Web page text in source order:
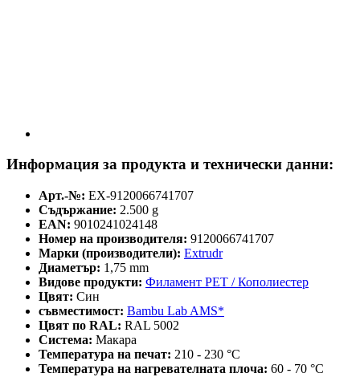
Информация за продукта и технически данни:
Арт.-№: EX-9120066741707
Съдържание: 2.500 g
EAN: 9010241024148
Номер на производителя: 9120066741707
Марки (производители): Extrudr
Диаметър: 1,75 mm
Видове продукти: Филамент PET / Кополиестер
Цвят: Син
съвместимост: Bambu Lab AMS*
Цвят по RAL: RAL 5002
Система: Макара
Температура на печат: 210 - 230 °C
Температура на нагревателната плоча: 60 - 70 °C